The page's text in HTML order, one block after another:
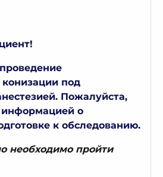
под
Пожалуйста,
информацией о
к обследованию.
необходимо пройти